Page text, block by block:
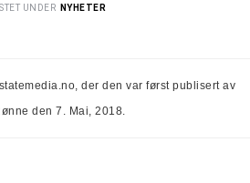
UNDER NYHETER
der den var først publisert av
den 7. Mai, 2018.